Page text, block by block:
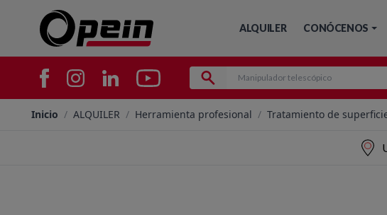
ALQUILER CONÓCENOS
Inicio / ALQUILER / Herramienta profesional / Tratamiento de